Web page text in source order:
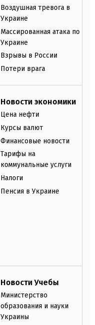
Воздушная тревога в
Украине
Массированная атака по
Украине
Взрывы в России
Потери врага
Новости экономики
Цена нефти
Курсы валют
Финансовые новости
Тарифы на
коммунальные услуги
Налоги
Пенсия в Украине
Новости Учебы
Министерство
образования и науки
Украины